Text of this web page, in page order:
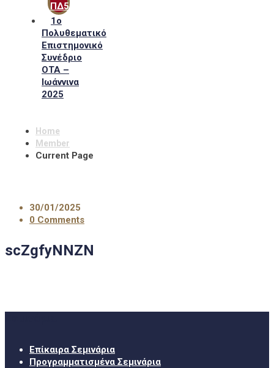
ΠΔ54
1ο
Πολυθεματικό
Επιστημονικό
Συνέδριο
ΟΤΑ –
Ιωάννινα
2025
Home
Member
Current Page
30/01/2025
0 Comments
scZgfyNNZN
Επίκαιρα Σεμινάρια
Προγραμματισμένα Σεμινάρια